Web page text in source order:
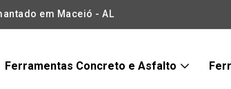
em Maceió - AL
Ferramentas Concreto e Asfalto